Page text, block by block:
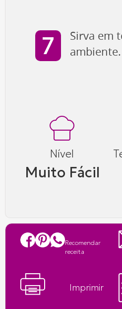
Sirva em
ambiente.
Nível
Muito Fácil
Recomendar
receita
Imprimir